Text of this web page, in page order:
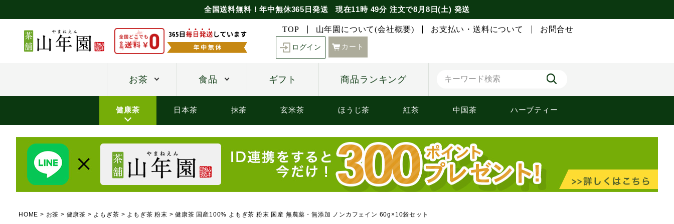
全国送料無料！年中無休365日発送 現在11時 49分 注文で8月8日(土) 発送
TOP 山年園について(会社概要) お支払い・送料について お問合せ
ログイン カート
お茶 食品 ギフト 商品ランキング
健康茶 日本茶 抹茶 玄米茶 ほうじ茶 紅茶 中国茶 ハーブティー
HOME お茶 健康茶 よもぎ茶 よもぎ茶 粉末 健康茶 国産100% よもぎ茶 粉末 国産 無農薬・無添加 ノンカフェイン 60g×10袋セット